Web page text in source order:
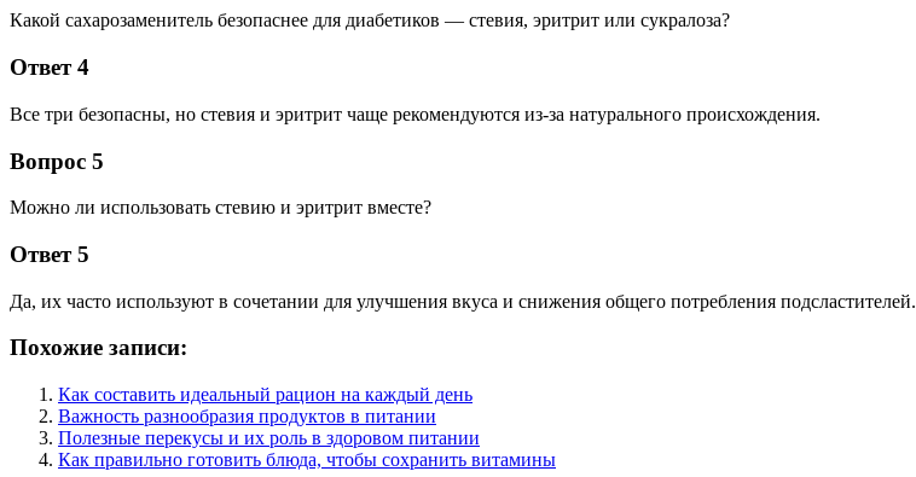
Какой сахарозаменитель безопаснее для диабетиков — стевия, эритрит или сукралоза?
Ответ 4
Все три безопасны, но стевия и эритрит чаще рекомендуются из-за натурального происхождения.
Вопрос 5
Можно ли использовать стевию и эритрит вместе?
Ответ 5
Да, их часто используют в сочетании для улучшения вкуса и снижения общего потребления подсластителей.
Похожие записи:
Как составить идеальный рацион на каждый день
Важность разнообразия продуктов в питании
Полезные перекусы и их роль в здоровом питании
Как правильно готовить блюда, чтобы сохранить витамины